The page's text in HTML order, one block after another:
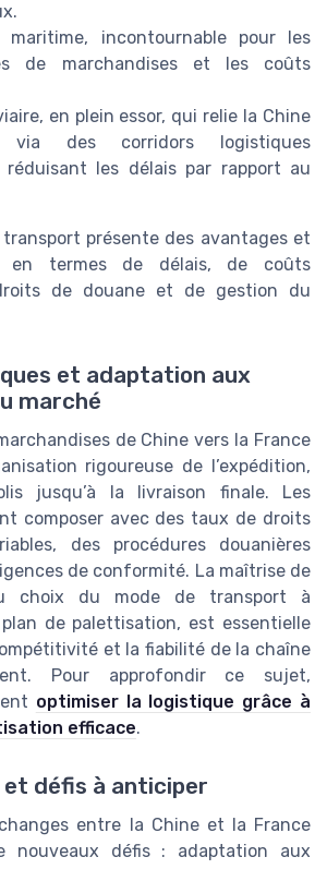
maritime, incontournable pour les
de marchandises et les coûts
en plein essor, qui relie la Chine
via des corridors logistiques
réduisant les délais par rapport au
présente des avantages et
en termes de délais, de coûts
de douane et de gestion du
et adaptation aux
marché
de Chine vers la France
rigoureuse de l’expédition,
jusqu’à la livraison finale. Les
composer avec des taux de droits
des procédures douanières
de conformité. La maîtrise de
choix du mode de transport à
plan de palettisation, est essentielle
et la fiabilité de la chaîne
Pour approfondir ce sujet,
optimiser la logistique grâce à
efficace.
défis à anticiper
entre la Chine et la France
nouveaux défis : adaptation aux